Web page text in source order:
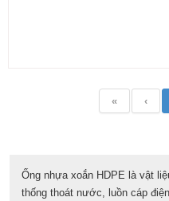
« ‹
Ống nhựa xoắn HDPE là vật
thống thoát nước, luồn cáp